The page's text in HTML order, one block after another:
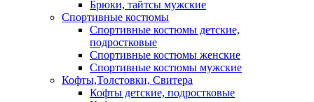
Брюки, тайтсы мужские
Спортивные костюмы
Спортивные костюмы детские,
подростковые
Спортивные костюмы женские
Спортивные костюмы мужские
Кофты,Толстовки, Свитера
Кофты детские, подростковые